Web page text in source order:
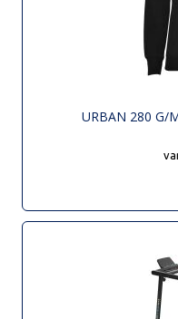
URBAN 280 G/